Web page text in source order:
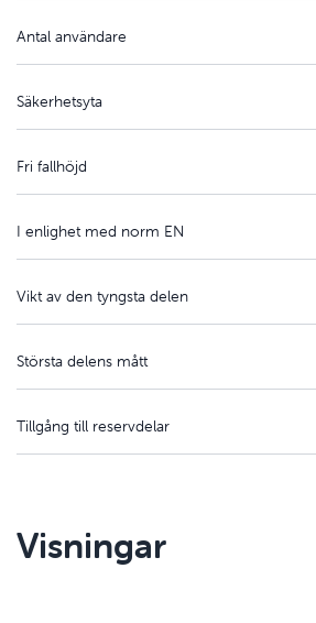
Antal användare
Säkerhetsyta
Fri fallhöjd
I enlighet med norm EN
Vikt av den tyngsta delen
Största delens mått
Tillgång till reservdelar
Visningar